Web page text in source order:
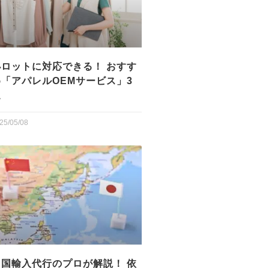
ットに対応できる！ おすす
アパレルOEMサービス」3
05/08
輸入代行のプロが解説！ 依